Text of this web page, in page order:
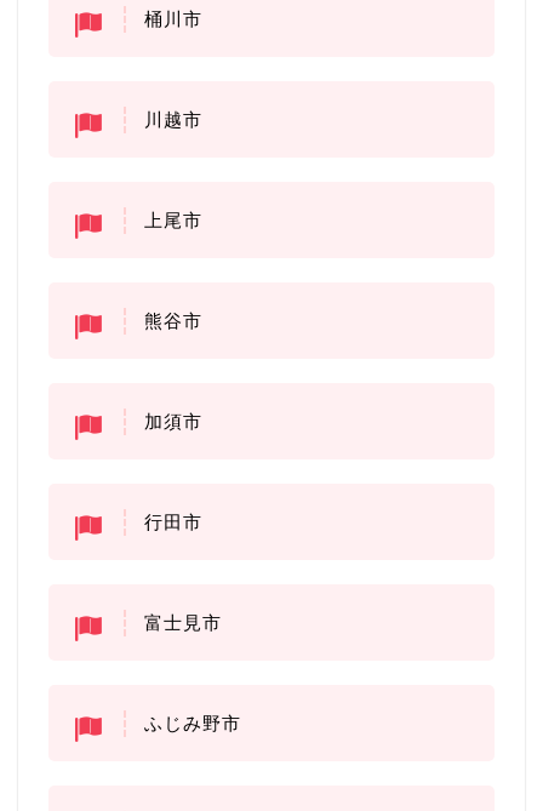
桶川市
川越市
上尾市
熊谷市
加須市
行田市
富士見市
ふじみ野市